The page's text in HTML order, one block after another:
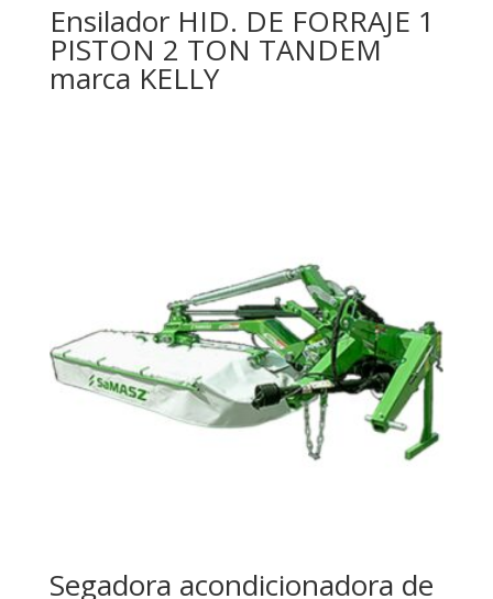
Ensilador HID. DE FORRAJE 1
PISTON 2 TON TANDEM
marca KELLY
Segadora acondicionadora de